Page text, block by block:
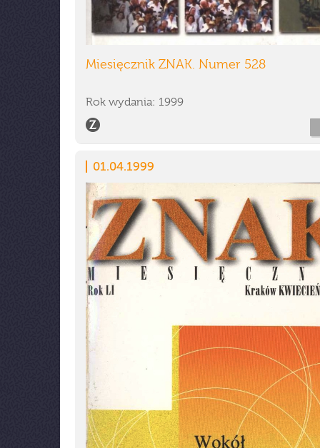
Miesięcznik ZNAK. Numer 528
Rok wydania: 1999
01.04.1999